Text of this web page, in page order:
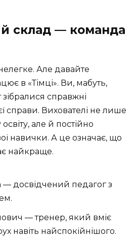
склад — команда
Але давайте
в «Тімці». Ви, мабуть,
зібралися справжні
справи. Вихователі не лише
але й постійно
навички. А це означає, що
найкраще.
— досвідчений педагог з
— тренер, який вміє
навіть найспокійнішого.